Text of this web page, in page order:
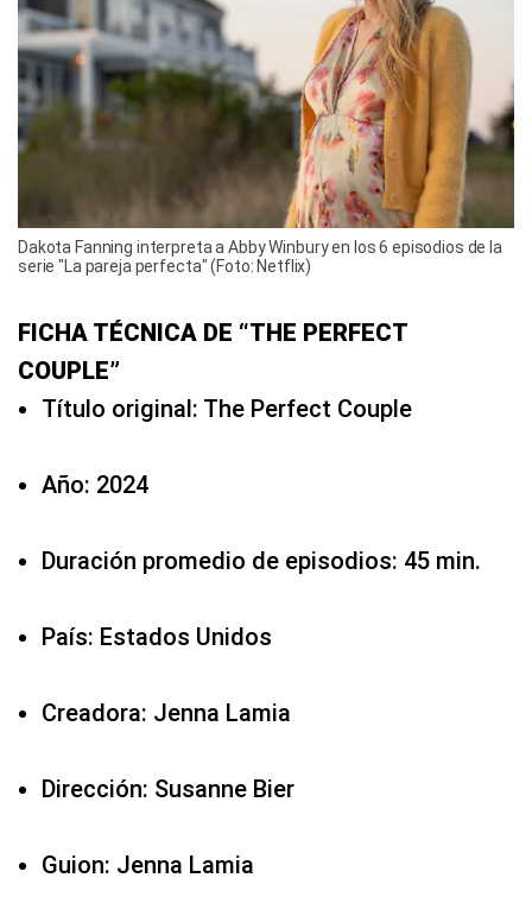
Dakota Fanning interpreta a Abby Winbury en los 6 episodios de la
serie "La pareja perfecta" (Foto: Netflix)
FICHA TÉCNICA DE “THE PERFECT
COUPLE”
Título original: The Perfect Couple
Año: 2024
Duración promedio de episodios: 45 min.
País: Estados Unidos
Creadora: Jenna Lamia
Dirección: Susanne Bier
Guion: Jenna Lamia